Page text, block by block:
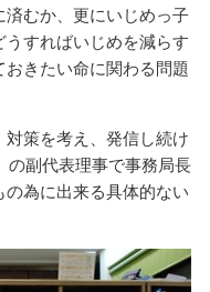
むか、更にいじめっ子
すればいじめを減らす
きたい命に関わる問題
策を考え、発信し続け
の副代表理事で事務局長
為に出来る具体的ない